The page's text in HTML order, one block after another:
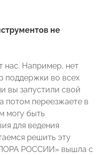
не
нас. Например, нет
поддержки во всех
вы запустили свой
потом переезжаете в
могу быть
для ведения
решить эту
РОССИИ» вышла с